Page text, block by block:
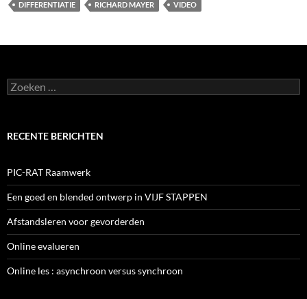
DIFFERENTIATIE RICHARD MAYER VIDEO
Zoeken
naar:
RECENTE BERICHTEN
PIC-RAT Raamwerk
Een goed en blended ontwerp in VIJF STAPPEN
Afstandsleren voor gevorderden
Online evalueren
Online les : asynchroon versus synchroon